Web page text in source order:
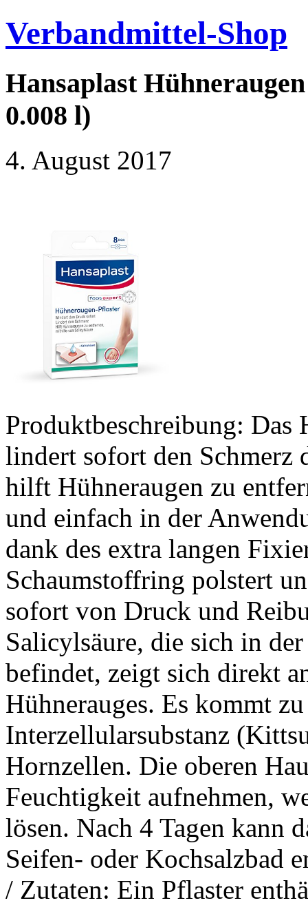
Verbandmittel-Shop
Hansaplast
0.008 l)
4. August 2017
Produktbeschreibung: Das
lindert sofort den Schmerz
hilft Hühneraugen zu
und einfach in der
dank des extra langen
Schaumstoffring polstert
sofort von Druck und
Salicylsäure, die sich in
befindet, zeigt sich direkt
Hühnerauges. Es kommt
Interzellularsubstanz
Hornzellen. Die oberen
Feuchtigkeit aufnehmen,
lösen. Nach 4 Tagen kann
Seifen- oder Kochsalzbad
/ Zutaten: Ein Pflaster